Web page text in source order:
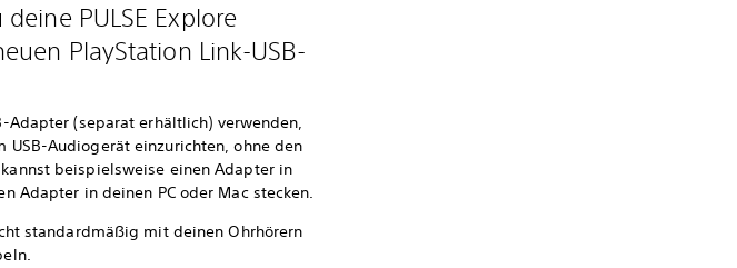
PULSE Explore
PlayStation Link-USB-
Adapter (separat erhältlich) verwenden,
USB-Audiogerät einzurichten, ohne den
beispielsweise einen Adapter in
Adapter in deinen PC oder Mac stecken.
standardmäßig mit deinen Ohrhörern